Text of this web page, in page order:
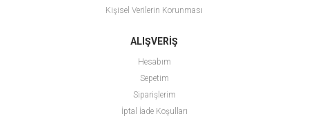
Kişisel Verilerin Korunması
ALIŞVERİŞ
Hesabım
Sepetim
Siparişlerim
İptal İade Koşulları